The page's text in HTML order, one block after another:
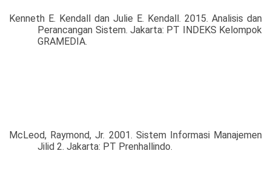
Kenneth E. Kendall dan Julie E. Kendall. 2015. Analisis dan
Perancangan Sistem. Jakarta: PT INDEKS Kelompok
GRAMEDIA.
McLeod, Raymond, Jr. 2001. Sistem Informasi Manajemen
Jilid 2. Jakarta: PT Prenhallindo.